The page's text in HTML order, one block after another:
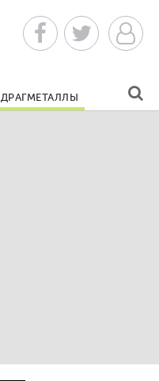
ДРАГМЕТАЛЛЫ